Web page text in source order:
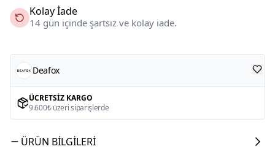
Kolay İade
14 gün içinde şartsız ve kolay iade.
Deafox
ÜCRETSIZ KARGO
9.600₺ üzeri siparişlerde
ÜRÜN BILGILERI